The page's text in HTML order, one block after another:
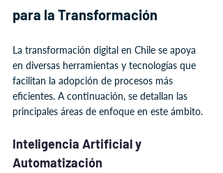
para la Transformación
La transformación digital en Chile se apoya
en diversas herramientas y tecnologías que
facilitan la adopción de procesos más
eficientes. A continuación, se detallan las
principales áreas de enfoque en este ámbito.
Inteligencia Artificial y
Automatización